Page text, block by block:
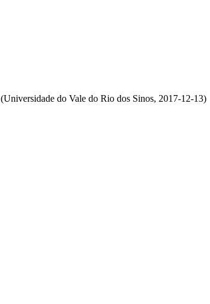
(Universidade do Vale do Rio dos Sinos, 2017-12-13)